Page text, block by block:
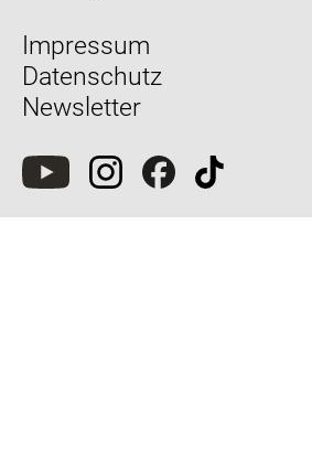
Impressum
Datenschutz
Newsletter